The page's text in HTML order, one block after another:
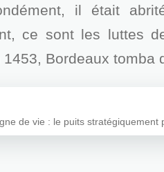
il était
ce sont les luttes
Bordeaux tomba
de vie : le puits stratégiquement